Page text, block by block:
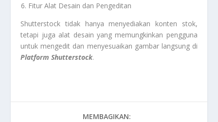
Fitur Alat Desain dan Pengeditan
Shutterstock tidak hanya menyediakan konten stok,
tetapi juga alat desain yang memungkinkan pengguna
untuk mengedit dan menyesuaikan gambar langsung di
Platform Shutterstock.
MEMBAGIKAN: